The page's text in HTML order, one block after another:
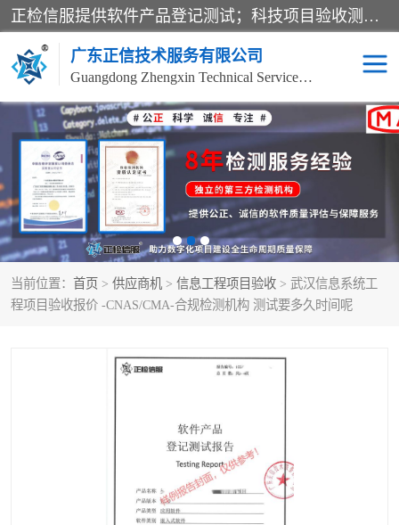
正检信服提供软件产品登记测试；科技项目验收测试；产品确认测试；功能测试；性能测试；安全测试；代码审计测试；漏洞扫描测试；渗透测试；风险评估测试；信息安全等级保护测评；双软认定；实验室建设质量体系建设；软件着作权、软件评测等服务。
广东正信技术服务有限公司
Guangdong Zhengxin Technical Service Co., Ltd
当前位置： 首页 > 供应商机 > 信息工程项目验收 > 武汉信息系统工
程项目验收报价 -CNAS/CMA-合规检测机构 测试要多久时间呢
电子政务验收测评 数字信息化验收测评
应用软件系统测试 信息系统漏洞扫描
科技成果鉴定测试 软件产品登记测试
信息安全风险评估 系统性能效率测试